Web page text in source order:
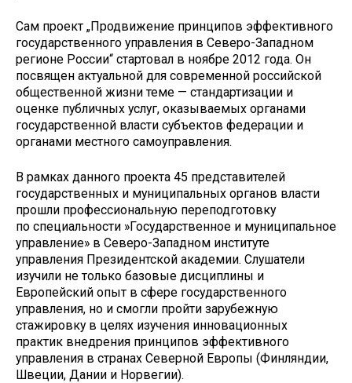
Сам проект „Продвижение принципов эффективного
государственного управления в Северо-Западном
регионе России“ стартовал в ноябре 2012 года. Он
посвящен актуальной для современной российской
общественной жизни теме — стандартизации и
оценке публичных услуг, оказываемых органами
государственной власти субъектов федерации и
органами местного самоуправления.
В рамках данного проекта 45 представителей
государственных и муниципальных органов власти
прошли профессиональную переподготовку
по специальности »Государственное и муниципальное
управление» в Северо-Западном институте
управления Президентской академии. Слушатели
изучили не только базовые дисциплины и
Европейский опыт в сфере государственного
управления, но и смогли пройти зарубежную
стажировку в целях изучения инновационных
практик внедрения принципов эффективного
управления в странах Северной Европы (Финляндии,
Швеции, Дании и Норвегии).